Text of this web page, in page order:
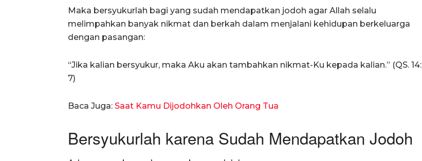
Maka bersyukurlah bagi yang sudah mendapatkan jodoh agar Allah selalu
melimpahkan banyak nikmat dan berkah dalam menjalani kehidupan berkeluarga
dengan pasangan:
“Jika kalian bersyukur, maka Aku akan tambahkan nikmat-Ku kepada kalian.” (QS. 14:
7)
Baca Juga: Saat Kamu Dijodohkan Oleh Orang Tua
Bersyukurlah karena Sudah Mendapatkan Jodoh